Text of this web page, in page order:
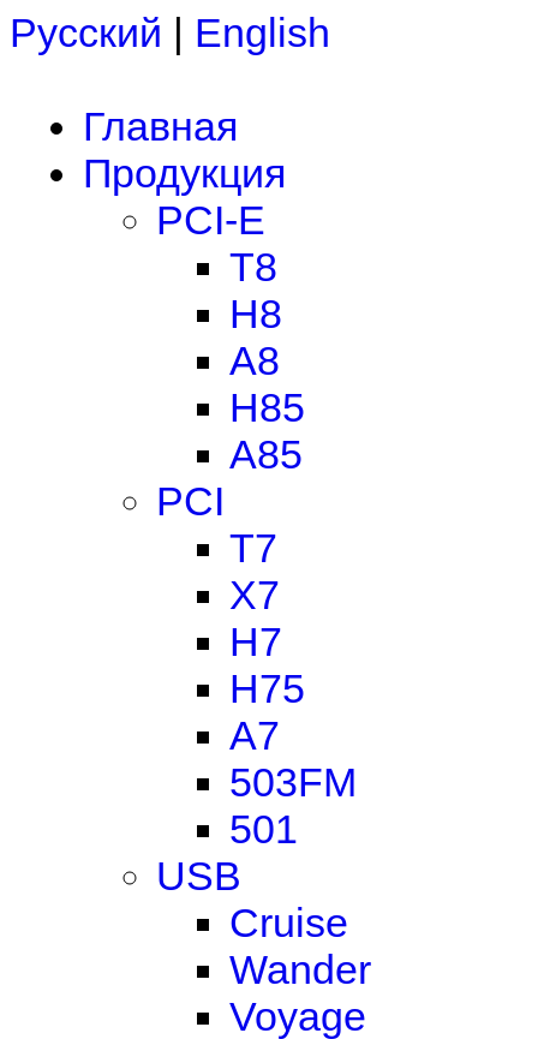
Русский | English
Главная
Продукция
PCI-E
T8
H8
A8
H85
A85
PCI
T7
X7
H7
H75
A7
503FM
501
USB
Cruise
Wander
Voyage